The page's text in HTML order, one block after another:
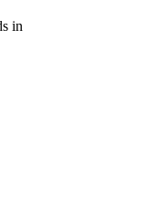
in